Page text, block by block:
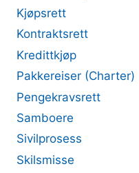
Kjøpsrett
Kontraktsrett
Kredittkjøp
Pakkereiser (Charter)
Pengekravsrett
Samboere
Sivilprosess
Skilsmisse